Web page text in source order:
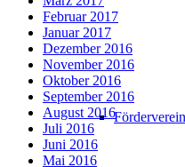
Februar 2017
Januar 2017
Dezember 2016
November 2016
Oktober 2016
September 2016
August 2016
Juli 2016
Juni 2016
Mai 2016